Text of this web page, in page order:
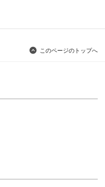
このページのトップへ